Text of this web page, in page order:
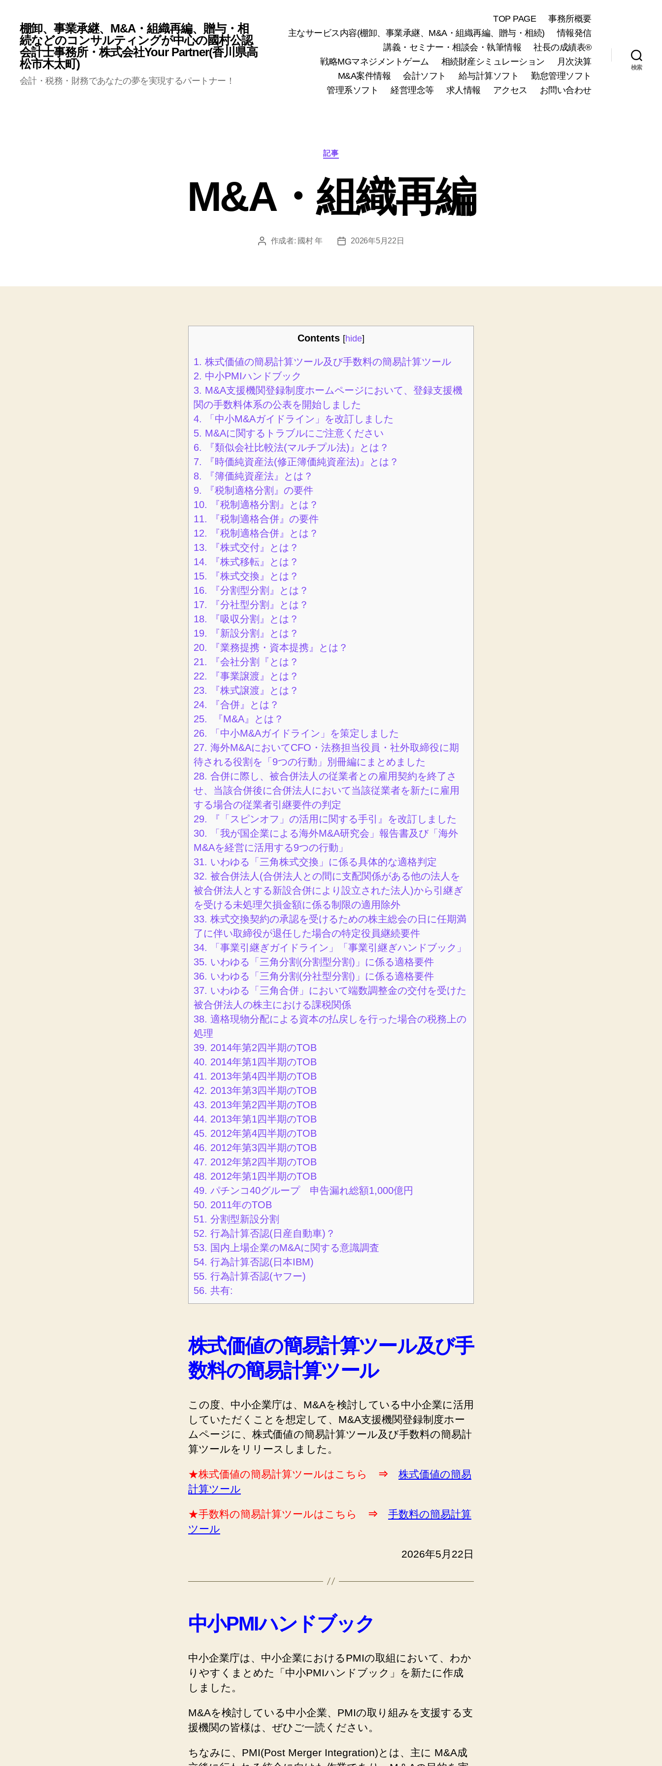
棚卸、事業承継、M&A・組織再編、贈与・相
続などのコンサルティングが中心の國村公認
会計士事務所・株式会社Your Partner(香川県高
松市木太町)
会計・税務・財務であなたの夢を実現するパートナー！
TOP PAGE
事務所概要
主なサービス内容(棚卸、事業承継、M&A・組織再編、贈与・相続)
情報発信
講義・セミナー・相談会・執筆情報
社長の成績表®
戦略MGマネジメントゲーム
相続財産シミュレーション
月次決算
M&A案件情報
会計ソフト 給与計算ソフト
勤怠管理ソフト
管理系ソフト
経営理念等 求人情報 アクセス お問い合わせ
検索
カ
テ
リ
ー
記事
M&A・組織再編
投 作成者: 國村 年
投
2026年5月22日
Contents [hide]
1. 株式価値の簡易計算ツール及び手数料の簡易計算ツール
2. 中小PMIハンドブック
3. M&A支援機関登録制度ホームページにおいて、登録支援機
関の手数料体系の公表を開始しました
4. 「中小M&Aガイドライン」を改訂しました
5. M&Aに関するトラブルにご注意ください
6. 『類似会社比較法(マルチプル法)』とは？
7. 『時価純資産法(修正簿価純資産法)』とは？
8. 『簿価純資産法』とは？
9. 『税制適格分割』の要件
10. 『税制適格分割』とは？
11. 『税制適格合併』の要件
12. 『税制適格合併』とは？
13. 『株式交付』とは？
14. 『株式移転』とは？
15. 『株式交換』とは？
16. 『分割型分割』とは？
17. 『分社型分割』とは？
18. 『吸収分割』とは？
19. 『新設分割』とは？
20. 『業務提携・資本提携』とは？
21. 『会社分割『とは？
22. 『事業譲渡』とは？
23. 『株式譲渡』とは？
24. 『合併』とは？
25. 『M&A』とは？
26. 「中小M&Aガイドライン」を策定しました
27. 海外M&AにおいてCFO・法務担当役員・社外取締役に期
待される役割を「9つの行動」別冊編にまとめました
28. 合併に際し、被合併法人の従業者との雇用契約を終了さ
せ、当該合併後に合併法人において当該従業者を新たに雇用
する場合の従業者引継要件の判定
29. 『「スピンオフ」の活用に関する手引』を改訂しました
30. 「我が国企業による海外M&A研究会」報告書及び「海外
M&Aを経営に活用する9つの行動」
31. いわゆる「三角株式交換」に係る具体的な適格判定
32. 被合併法人(合併法人との間に支配関係がある他の法人を
被合併法人とする新設合併により設立された法人)から引継ぎ
を受ける未処理欠損金額に係る制限の適用除外
33. 株式交換契約の承認を受けるための株主総会の日に任期満
了に伴い取締役が退任した場合の特定役員継続要件
34. 「事業引継ぎガイドライン」「事業引継ぎハンドブック」
35. いわゆる「三角分割(分割型分割)」に係る適格要件
36. いわゆる「三角分割(分社型分割)」に係る適格要件
37. いわゆる「三角合併」において端数調整金の交付を受けた
被合併法人の株主における課税関係
38. 適格現物分配による資本の払戻しを行った場合の税務上の
処理
39. 2014年第2四半期のTOB
40. 2014年第1四半期のTOB
41. 2013年第4四半期のTOB
42. 2013年第3四半期のTOB
43. 2013年第2四半期のTOB
44. 2013年第1四半期のTOB
45. 2012年第4四半期のTOB
46. 2012年第3四半期のTOB
47. 2012年第2四半期のTOB
48. 2012年第1四半期のTOB
49. パチンコ40グループ 申告漏れ総額1,000億円
50. 2011年のTOB
51. 分割型新設分割
52. 行為計算否認(日産自動車)？
53. 国内上場企業のM&Aに関する意識調査
54. 行為計算否認(日本IBM)
55. 行為計算否認(ヤフー)
56. 共有:
株式価値の簡易計算ツール及び手
数料の簡易計算ツール
この度、中小企業庁は、M&Aを検討している中小企業に活用
していただくことを想定して、M&A支援機関登録制度ホー
ムページに、株式価値の簡易計算ツール及び手数料の簡易計
算ツールをリリースしました。
★株式価値の簡易計算ツールはこちら ⇒
株式価値の簡易
計算ツール
★手数料の簡易計算ツールはこちら ⇒
手数料の簡易計算
ツール
2026年5月22日
中小PMIハンドブック
中小企業庁は、中小企業におけるPMIの取組において、わか
りやすくまとめた「中小PMIハンドブック」を新たに作成
しました。
M&Aを検討している中小企業、PMIの取り組みを支援する支
援機関の皆様は、ぜひご一読ください。
ちなみに、PMI(Post Merger Integration)とは、主に M&A成